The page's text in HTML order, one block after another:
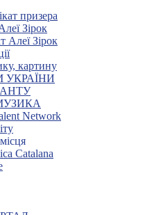
призера
Зірок
Алеї Зірок
картину
УКРАЇНИ
МУЗИКА
Network
Catalana